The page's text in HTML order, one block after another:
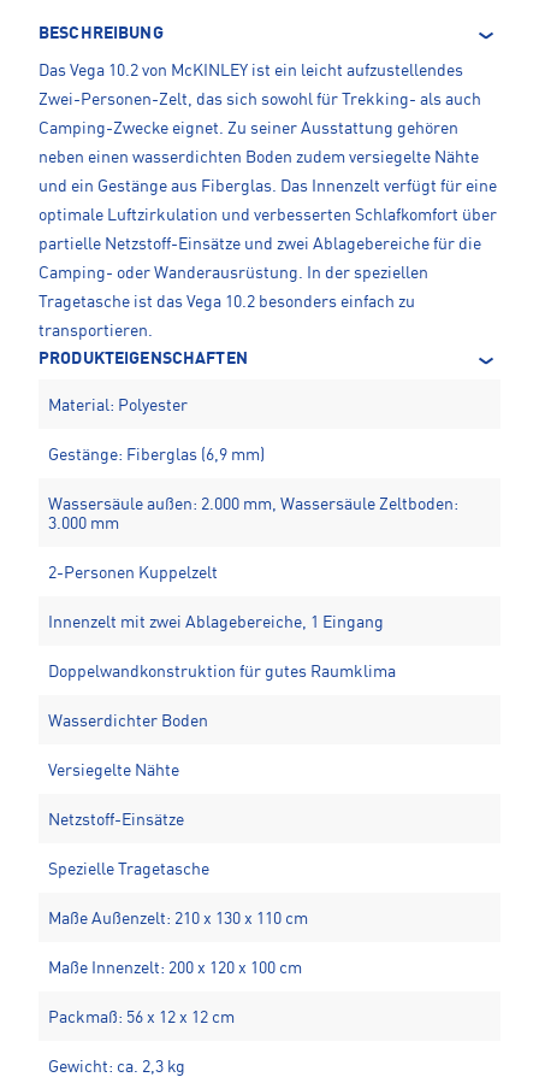
BESCHREIBUNG
Das Vega 10.2 von McKINLEY ist ein leicht aufzustellendes
Zwei-Personen-Zelt, das sich sowohl für Trekking- als auch
Camping-Zwecke eignet. Zu seiner Ausstattung gehören
neben einen wasserdichten Boden zudem versiegelte Nähte
und ein Gestänge aus Fiberglas. Das Innenzelt verfügt für eine
optimale Luftzirkulation und verbesserten Schlafkomfort über
partielle Netzstoff-Einsätze und zwei Ablagebereiche für die
Camping- oder Wanderausrüstung. In der speziellen
Tragetasche ist das Vega 10.2 besonders einfach zu
transportieren.
PRODUKTEIGENSCHAFTEN
Material: Polyester
Gestänge: Fiberglas (6,9 mm)
Wassersäule außen: 2.000 mm, Wassersäule Zeltboden:
3.000 mm
2-Personen Kuppelzelt
Innenzelt mit zwei Ablagebereiche, 1 Eingang
Doppelwandkonstruktion für gutes Raumklima
Wasserdichter Boden
Versiegelte Nähte
Netzstoff-Einsätze
Spezielle Tragetasche
Maße Außenzelt: 210 x 130 x 110 cm
Maße Innenzelt: 200 x 120 x 100 cm
Packmaß: 56 x 12 x 12 cm
Gewicht: ca. 2,3 kg